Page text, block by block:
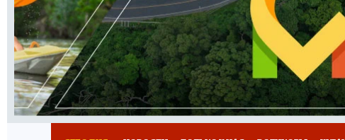
ПРЕСС-ЦЕНТР НЕДВИЖИМОСТЬ
РАДИО КП РЕКЛАМА ТЕСТЫ НОВОЕ НА